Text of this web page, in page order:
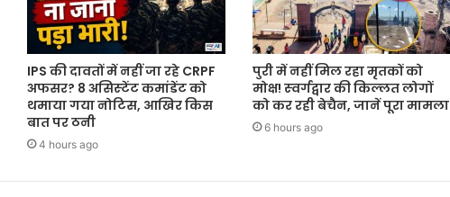
IPS की दावतों में नहीं जा रहे CRPF
अफसर? 8 असिस्‍टेंट कमांडेंट को
थमाया गया नोटिस, आखिर किस
बात पर ठनी
4 hours ago
पुरी में नहीं मिल रहा मृतकों को
मोक्ष! स्‍वर्गद्वार की किल्‍लत लोगों
को कर रही बेचैन, जानें पूरा मामला
6 hours ago